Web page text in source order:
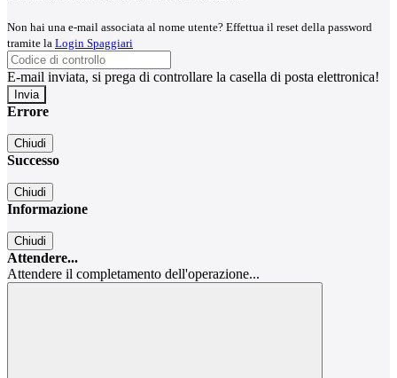
Non hai una e-mail associata al nome utente? Effettua il reset della password
tramite la Login Spaggiari
E-mail inviata, si prega di controllare la casella di posta elettronica!
Errore
Chiudi
Successo
Chiudi
Informazione
Chiudi
Attendere...
Attendere il completamento dell'operazione...